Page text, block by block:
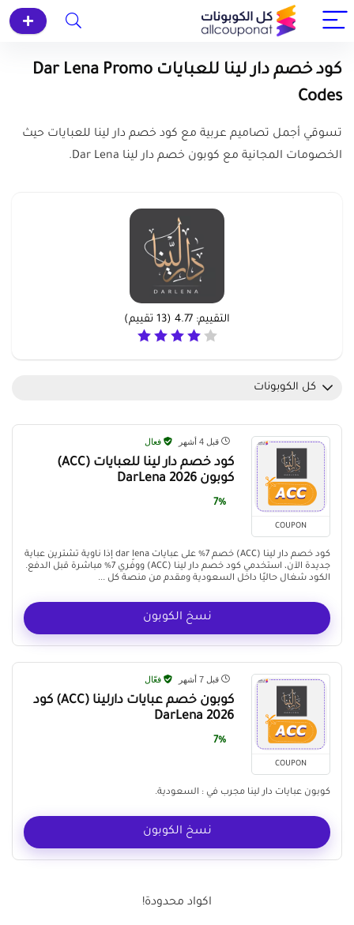
كود خصم دار لينا للعبايات Dar Lena Promo
Codes
تسوقي أجمل تصاميم عربية مع كود خصم دار لينا للعبايات حيث
الخصومات المجانية مع كوبون خصم دار لينا Dar Lena.
التقييم: 4.77
(
13 تقييم)
كل الكوبونات
COUPON
قبل 4 أشهر فعال
كود خصم دار لينا للعبايات (ACC)
كوبون DarLena 2026
7%
كود خصم دار لينا (ACC) خصم 7% على عبايات dar lena إذا ناوية تشترين عباية
جديدة الآن، استخدمي كود خصم دار لينا (ACC) ووفّري 7% مباشرة قبل الدفع.
الكود شغال حاليًا داخل السعودية ومقدم من منصة كل ...
نسخ الكوبون
COUPON
قبل 7 أشهر فعّال
كوبون خصم عبايات دارلينا (ACC) كود
DarLena 2026
7%
كوبون عبايات دار لينا مجرب في : السعودية.
نسخ الكوبون
اكواد محدودة!